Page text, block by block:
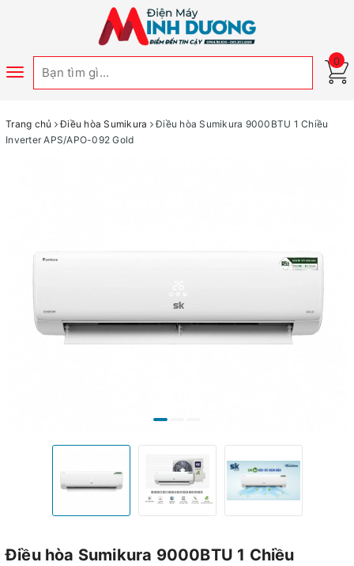
Toggle
0
Trang chủ Điều hòa Sumikura
Điều hòa Sumikura 9000BTU 1 Chiều
Inverter APS/APO-092 Gold
Điều hòa Sumikura 9000BTU 1 Chiều